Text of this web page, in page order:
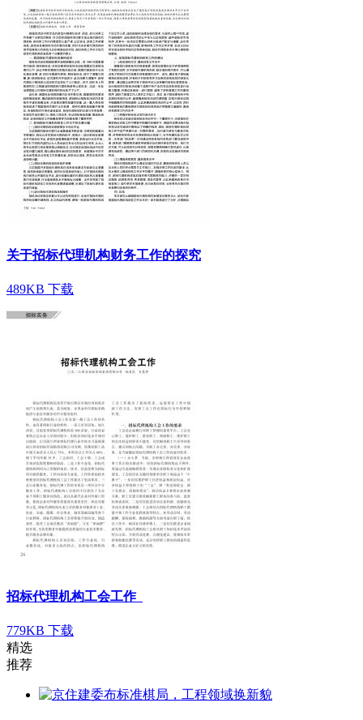
关于招标代理机构财务工作的探究
489KB 下载
招标代理机构工会工作
779KB 下载
精选
推荐